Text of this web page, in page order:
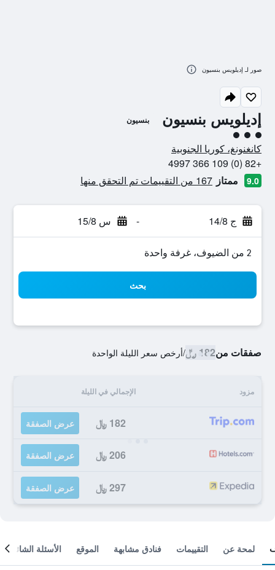
إديلويس بنسيون بنسيون
تقييم فئة 3
كانغنونغ، كوريا الجنوبية
+82 (0) 109 366 4997
9.0 ممتاز 167 من التقييمات تم التحقق منها
ج 14/8 - س 15/8
2 من الضيوف، غرفة واحدة
بحث
صفقات من182 ﷼ /أرخص سعر الليلة الواحدة
مزود الإجمالي في الليلة
182 ﷼ عرض الصفقة
206 ﷼ عرض الصفقة
297 ﷼ عرض الصفقة
صور لـ إديلويس بنسيون
لمحة عن التقييمات فنادق مشابهة الموقع الأسئلة الشائعة